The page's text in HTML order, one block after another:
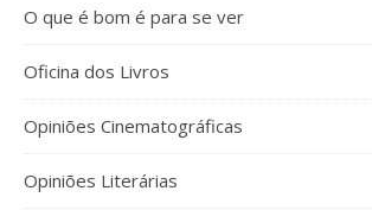
O que é bom é para se ver
Oficina dos Livros
Opiniões Cinematográficas
Opiniões Literárias